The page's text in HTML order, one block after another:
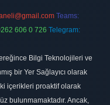
Teams:
606 0 726 Telegram:
Bilgi Teknolojileri ve
bir Yer Sağlayıcı olarak
içerikleri proaktif olarak
bulunmamaktadır. Ancak,